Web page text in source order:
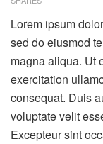
Lorem ipsum
sed do eiusmod
magna aliqua. Ut
exercitation
consequat. Duis
voluptate velit
Excepteur sint